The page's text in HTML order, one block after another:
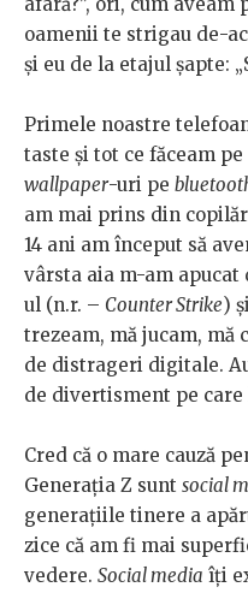
afară?”, ori, cum
oamenii te strigau de-
și eu de la etajul șapte:
Primele noastre
taste și tot ce făceam
wallpaper-uri pe
am mai prins din
14 ani am început să
vârsta aia m-am apucat
ul (n.r. – Counter Strike)
trezeam, mă jucam, mă
de distrageri digitale.
de divertisment pe care
Cred că o mare cauză
Generația Z sunt social
generațiile tinere a
zice că am fi mai
vedere. Social media îți